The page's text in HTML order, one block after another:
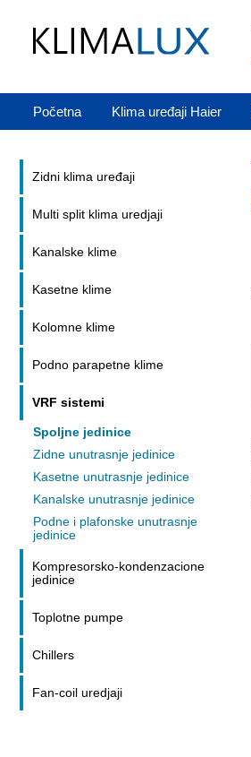
Početna Klima uređaji Haier
Zidni klima uređaji
Multi split klima uredjaji
Kanalske klime
Kasetne klime
Kolomne klime
Podno parapetne klime
VRF sistemi
Spoljne jedinice
Zidne unutrasnje jedinice
Kasetne unutrasnje jedinice
Kanalske unutrasnje jedinice
Podne i plafonske unutrasnje
jedinice
Kompresorsko-kondenzacione
jedinice
Toplotne pumpe
Chillers
Fan-coil uredjaji